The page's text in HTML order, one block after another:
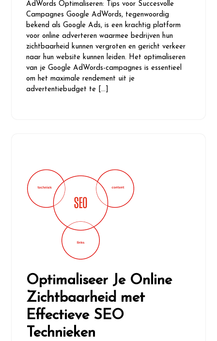
AdWords Optimaliseren: Tips voor Succesvolle
Campagnes Google AdWords, tegenwoordig
bekend als Google Ads, is een krachtig platform
voor online adverteren waarmee bedrijven hun
zichtbaarheid kunnen vergroten en gericht verkeer
naar hun website kunnen leiden. Het optimaliseren
van je Google AdWords-campagnes is essentieel
om het maximale rendement uit je
advertentiebudget te […]
Optimaliseer Je Online
Zichtbaarheid met
Effectieve SEO
Technieken